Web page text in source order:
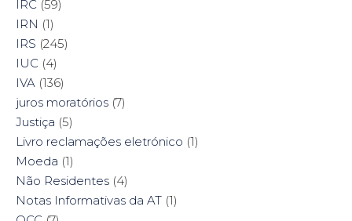
IRC (59)
IRN (1)
IRS (245)
IUC (4)
IVA (136)
juros moratórios (7)
Justiça (5)
Livro reclamações eletrónico (1)
Moeda (1)
Não Residentes (4)
Notas Informativas da AT (1)